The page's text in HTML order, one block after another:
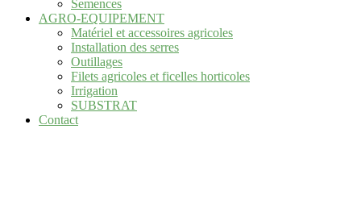
Semences
AGRO-EQUIPEMENT
Matériel et accessoires agricoles
Installation des serres
Outillages
Filets agricoles et ficelles horticoles
Irrigation
SUBSTRAT
Contact